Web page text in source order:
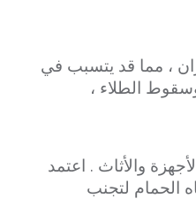
، مما قد يتسبب في
الطلاء ،
والأثاث . اعتمد
الحمام لتجنب